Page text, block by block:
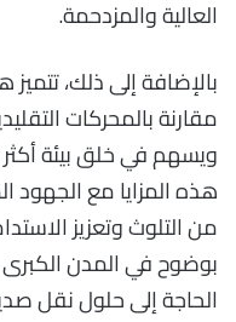
العالية والمزدحمة.
بالإضافة إلى ذلك،
مقارنة بالمحركات
ويسهم في خلق بيئة
هذه المزايا مع الجهود
من التلوث وتعزيز
بوضوح في المدن الكبرى
الحاجة إلى حلول نقل